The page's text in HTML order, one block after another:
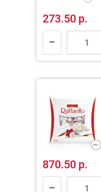
273.50 р.
870.50 р.